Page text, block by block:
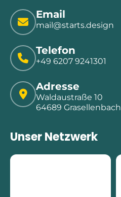
Email
mail@starts.design
Telefon
+49 6207 9241301
Adresse
Waldaustraße 10
64689 Grasellenbach
Unser Netzwerk